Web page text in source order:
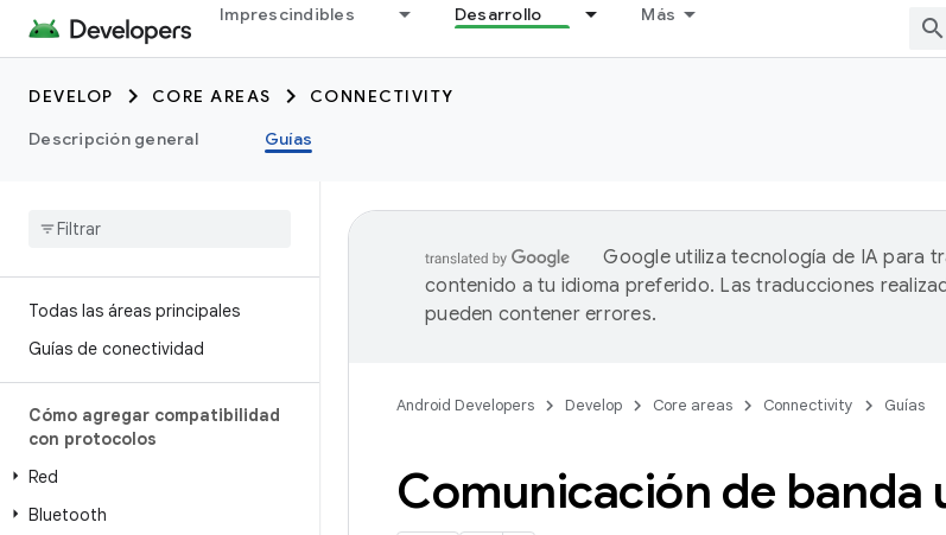
Imprescindibles Desarrollo Más
DEVELOP CORE AREAS
CONNECTIVITY
Descripción general
Guías
Todas las áreas principales
Guías de conectividad
Cómo agregar compatibilidad
con protocolos
Red
Bluetooth
Google utiliza tecnología de IA para
contenido a tu idioma preferido. Las traducciones
pueden contener errores.
Android Developers Develop Core areas Connectivity Guías
Comunicación de banda